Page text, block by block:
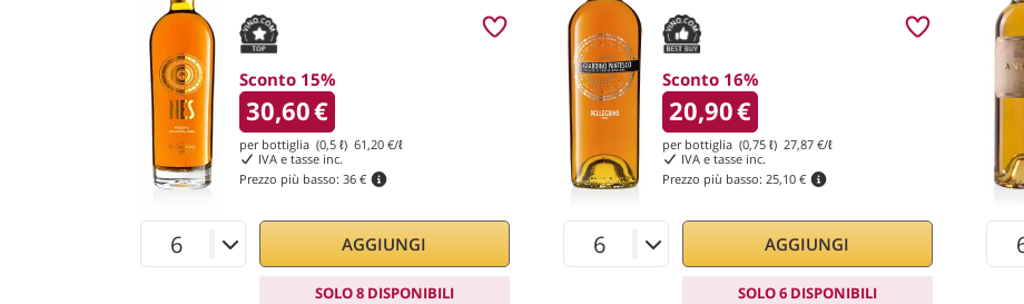
Sconto 15%
30,60€
per bottiglia (0,5 ℓ) 61,20 €/ℓ
IVA e tasse inc.
Prezzo più basso: 36 €
AGGIUNGI
SOLO 8 DISPONIBILI
Sconto 16%
20,90€
per bottiglia (0,75 ℓ) 27,87 €/ℓ
IVA e tasse inc.
Prezzo più basso: 25,10 €
AGGIUNGI
SOLO 6 DISPONIBILI